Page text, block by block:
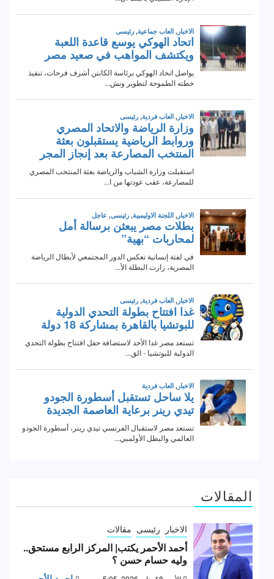
المقالات
الاخبار رئيسى مقالات
أحمد الأحمر يكتب| المركز الرابع مستحق..
وليه حسام حسن ؟